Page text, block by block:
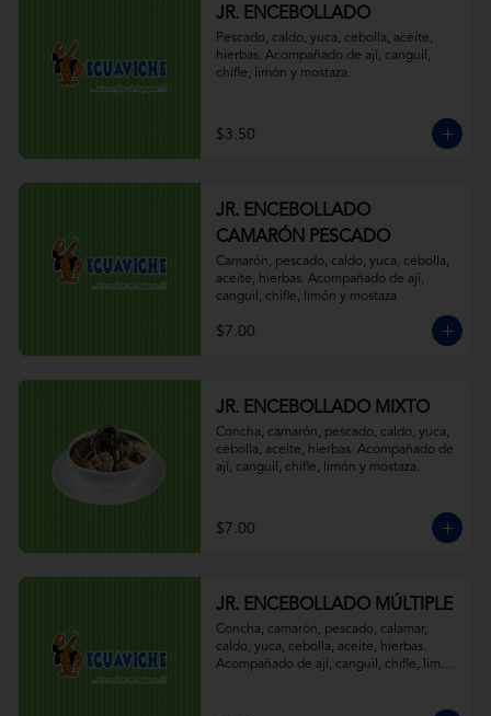
JR. ENCEBOLLADO
Pescado, caldo, yuca, cebolla, aceite,
hierbas. Acompañado de ají, canguil,
chifle, limón y mostaza.
$3.50
JR. ENCEBOLLADO
CAMARÓN PESCADO
Camarón, pescado, caldo, yuca, cebolla,
aceite, hierbas. Acompañado de ají,
canguil, chifle, limón y mostaza
$7.00
JR. ENCEBOLLADO MIXTO
Concha, camarón, pescado, caldo, yuca,
cebolla, aceite, hierbas. Acompañado de
ají, canguil, chifle, limón y mostaza.
$7.00
JR. ENCEBOLLADO MÚLTIPLE
Concha, camarón, pescado, calamar,
caldo, yuca, cebolla, aceite, hierbas.
Acompañado de ají, canguil, chifle, limón